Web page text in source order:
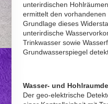
unterirdischen
ermittelt den
Grundlage dieses
unterirdische
Trinkwasser sowie
Grundwasserspiegel
Wasser- und
Der geo-elektrische